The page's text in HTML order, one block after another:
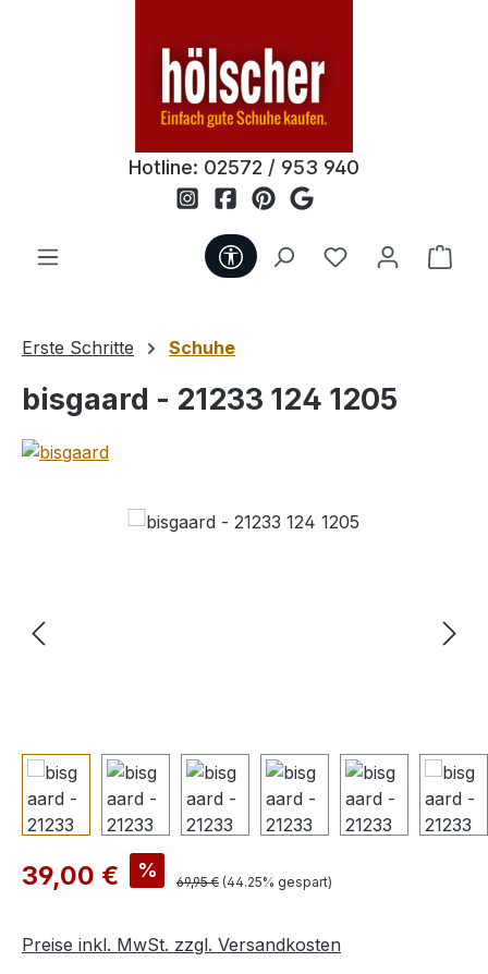
Hotline: 02572 / 953 940
Werkzeugleiste anzeigen
Du hast 0
Erste Schritte Schuhe
bisgaard - 21233 124 1205
Bildergalerie überspringen
Verkaufspreis:
39,00 € % Regulärer Preis:
69,95 € (44.25% gespart)
Preise inkl. MwSt. zzgl. Versandkosten